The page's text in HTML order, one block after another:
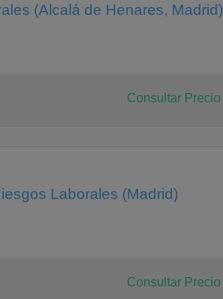
(Alcalá de Henares, Madrid)
Consultar Precio
Laborales (Madrid)
Consultar Precio